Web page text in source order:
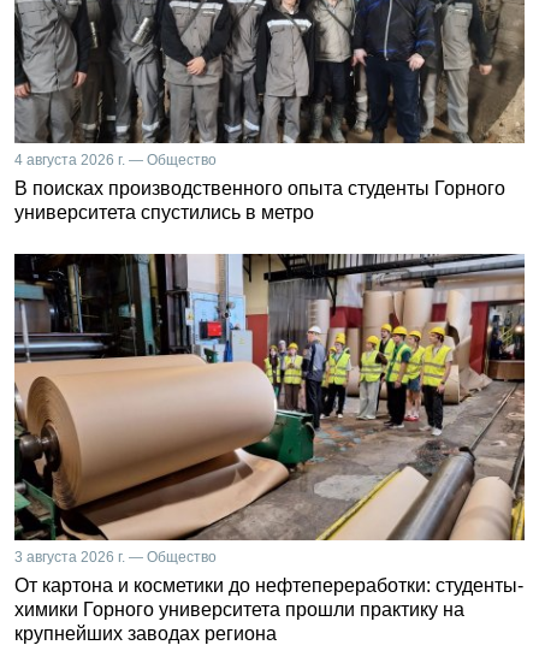
4 августа 2026 г. — Общество
В поисках производственного опыта студенты Горного
университета спустились в метро
3 августа 2026 г. — Общество
От картона и косметики до нефтепереработки: студенты-
химики Горного университета прошли практику на
крупнейших заводах региона